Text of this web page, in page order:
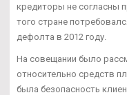
кредиторы не согласны
того стране
дефолта в 2012 году.
На совещании было
относительно средств
была безопасность